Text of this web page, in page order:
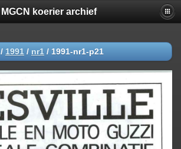
MGCN koerier archief
/ 1991 / nr1 / 1991-nr1-p21